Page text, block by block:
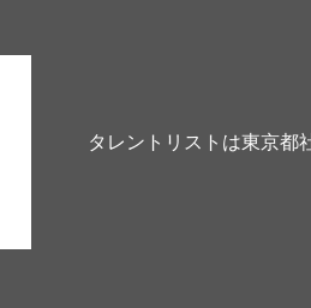
タレントリストは東京都